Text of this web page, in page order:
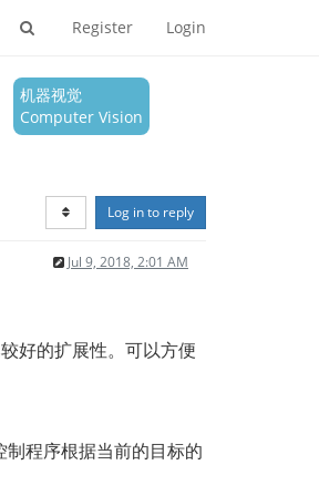
Register Login
机器视觉
Computer Vision
Log in to reply
Jul 9, 2018, 2:01 AM
好的扩展性。可以方便
程序根据当前的目标的